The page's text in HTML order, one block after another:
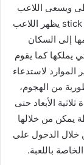
ويسعى اللاعب
بها إلى تولي الحكم بينما داخل لعبة stick war legacy يظهر اللاعب
إلى السكان
يملكها كما يقوم
الموارد لاستدعاء
من الهجوم،
الأبعاد حتى
يمكن من خلالها
خلال الدخول على
باللعبة.